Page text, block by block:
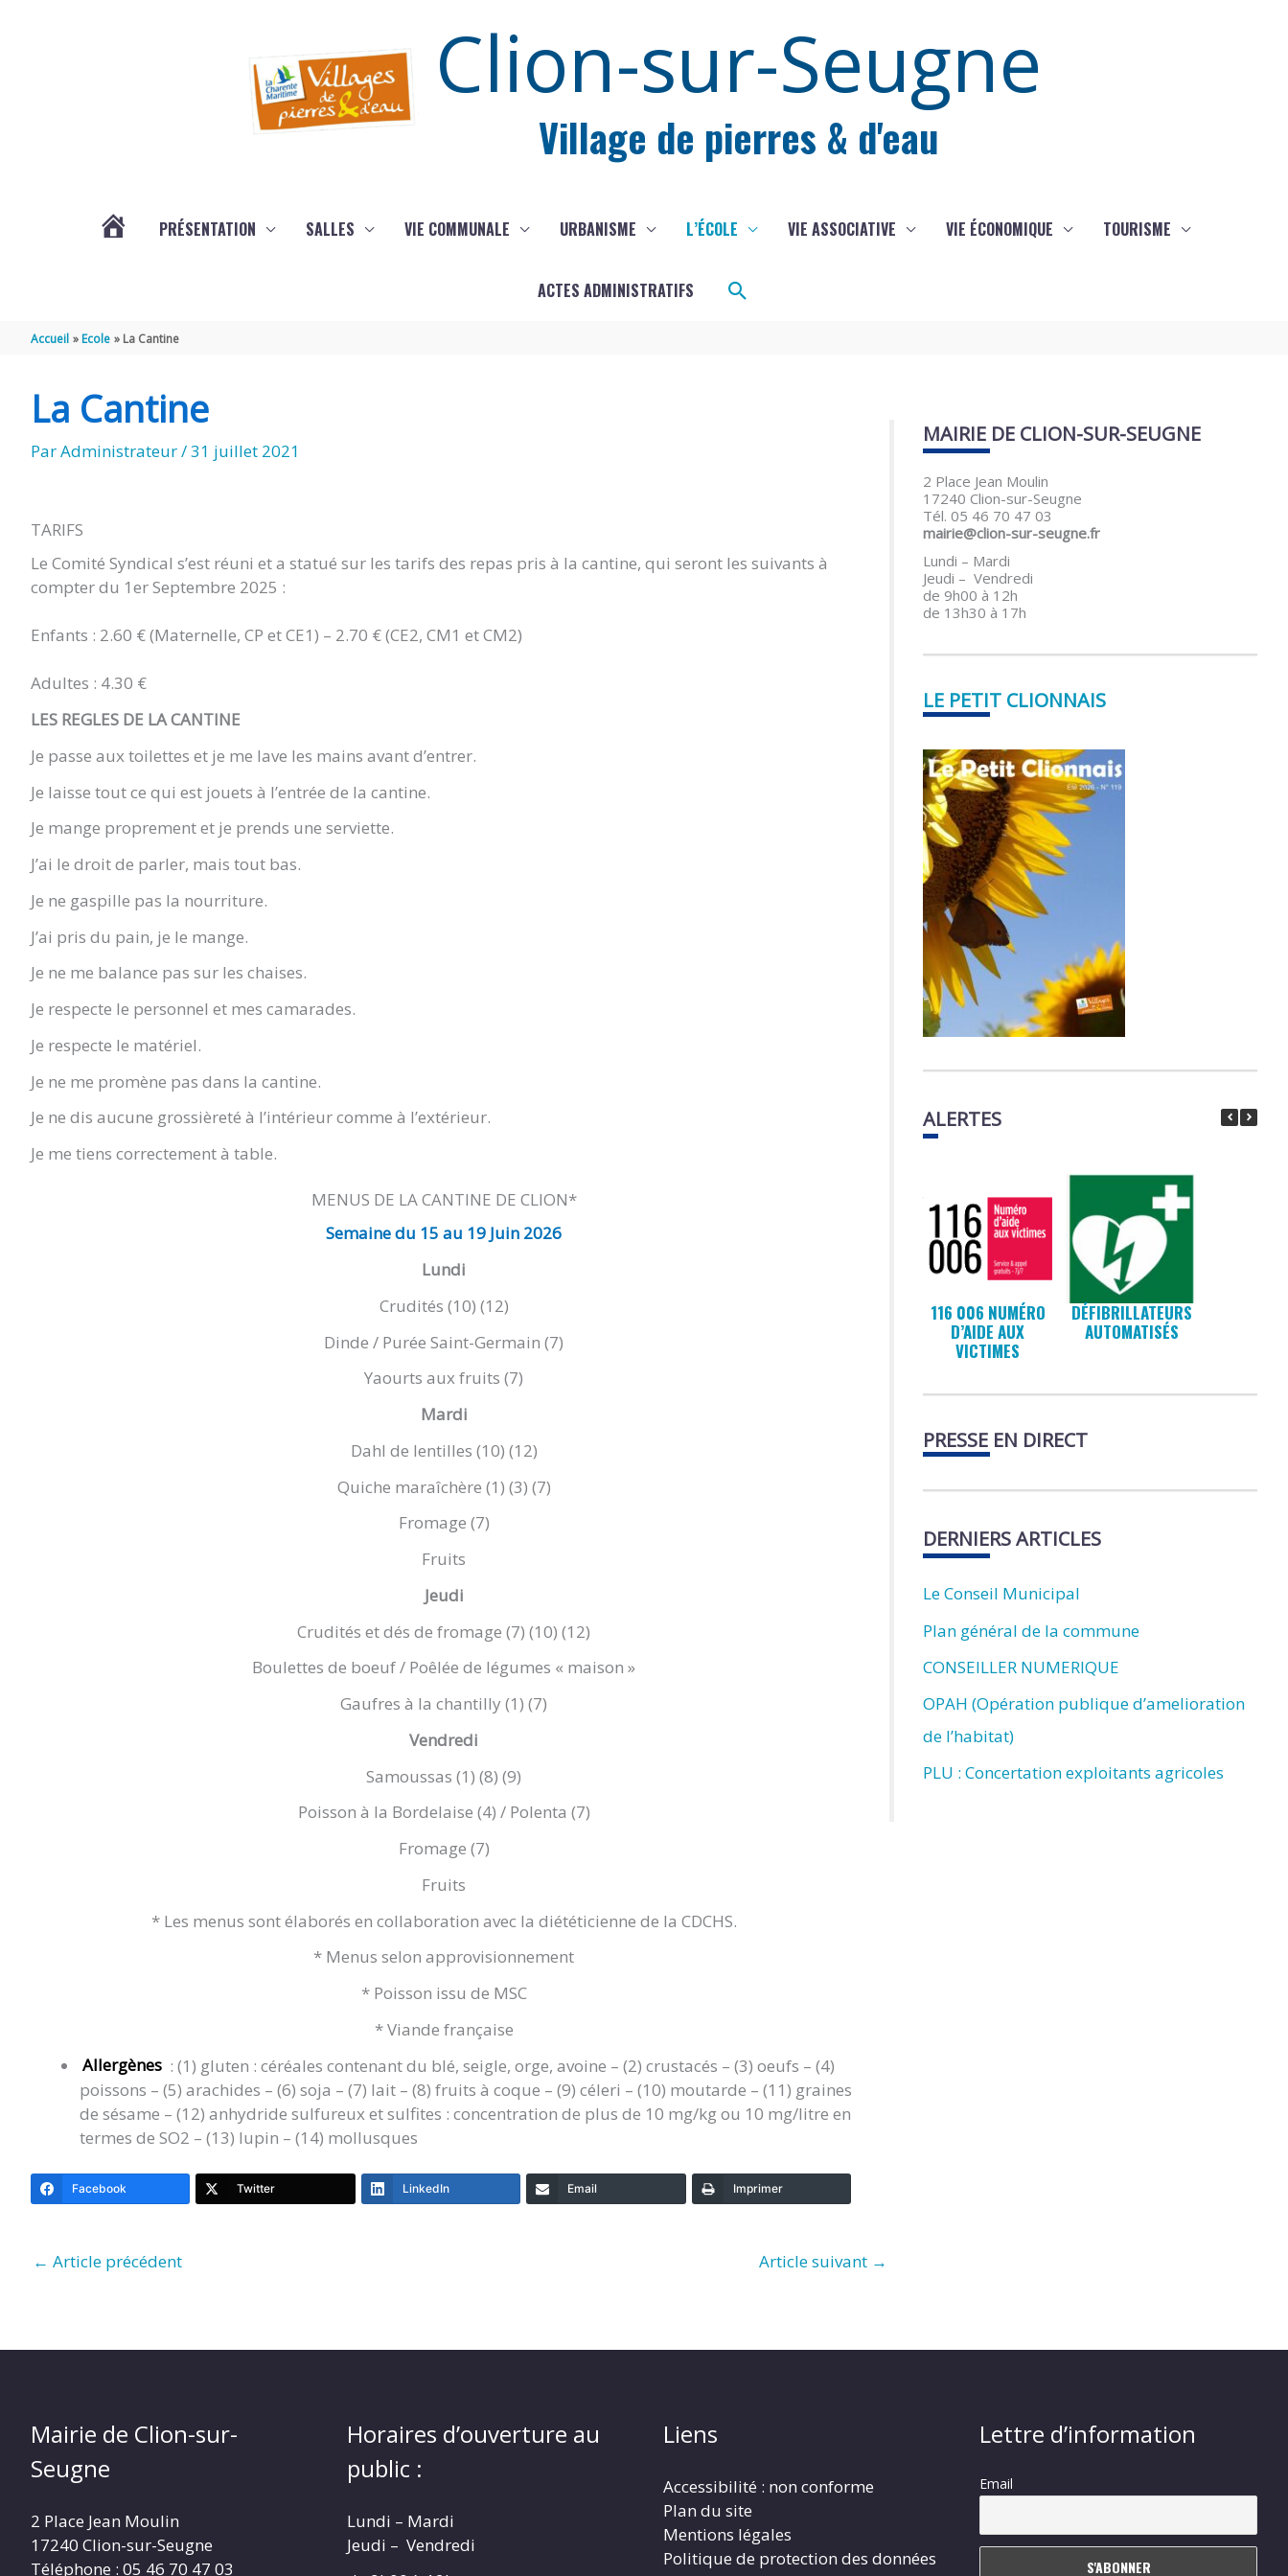
Clion-sur-Seugne
Village de pierres & d'eau
TITRE)
PRÉSENTATION SALLES VIE COMMUNALE URBANISME L’ÉCOLE VIE ASSOCIATIVE VIE ÉCONOMIQUE TOURISME
ACTES ADMINISTRATIFS Rechercher
Accueil Ecole La Cantine
La Cantine
ParAdministrateur/31 juillet 2021
TARIFS
Le Comité Syndical s’est réuni et a statué sur les tarifs des repas pris à la cantine, qui seront les suivants à
compter du 1er Septembre 2025 :
Enfants : 2.60 € (Maternelle, CP et CE1) – 2.70 € (CE2, CM1 et CM2)
Adultes : 4.30 €
LES REGLES DE LA CANTINE
Je passe aux toilettes et je me lave les mains avant d’entrer.
Je laisse tout ce qui est jouets à l’entrée de la cantine.
Je mange proprement et je prends une serviette.
J’ai le droit de parler, mais tout bas.
Je ne gaspille pas la nourriture.
J’ai pris du pain, je le mange.
Je ne me balance pas sur les chaises.
Je respecte le personnel et mes camarades.
Je respecte le matériel.
Je ne me promène pas dans la cantine.
Je ne dis aucune grossièreté à l’intérieur comme à l’extérieur.
Je me tiens correctement à table.
MENUS DE LA CANTINE DE CLION*
Semaine du 15 au 19 Juin 2026
Lundi
Crudités (10) (12)
Dinde / Purée Saint-Germain (7)
Yaourts aux fruits (7)
Mardi
Dahl de lentilles (10) (12)
Quiche maraîchère (1) (3) (7)
Fromage (7)
Fruits
Jeudi
Crudités et dés de fromage (7) (10) (12)
Boulettes de boeuf / Poêlée de légumes « maison »
Gaufres à la chantilly (1) (7)
Vendredi
Samoussas (1) (8) (9)
Poisson à la Bordelaise (4) / Polenta (7)
Fromage (7)
Fruits
* Les menus sont élaborés en collaboration avec la diététicienne de la CDCHS.
* Menus selon approvisionnement
* Poisson issu de MSC
* Viande française
Allergènes : (1) gluten : céréales contenant du blé, seigle, orge, avoine – (2) crustacés – (3) oeufs – (4)
poissons – (5) arachides – (6) soja – (7) lait – (8) fruits à coque – (9) céleri – (10) moutarde – (11) graines
de sésame – (12) anhydride sulfureux et sulfites : concentration de plus de 10 mg/kg ou 10 mg/litre en
termes de SO2 – (13) lupin – (14) mollusques
Facebook Twitter LinkedIn Email Imprimer
← Article précédent Article suivant →
MAIRIE DE CLION-SUR-SEUGNE
2 Place Jean Moulin
17240 Clion-sur-Seugne
Tél. 05 46 70 47 03
mairie@clion-sur-seugne.fr
Lundi – Mardi
Jeudi – Vendredi
de 9h00 à 12h
de 13h30 à 17h
LE PETIT CLIONNAIS
ALERTES
116 006 NUMÉRO
D’AIDE AUX
VICTIMES
DÉFIBRILLATEURS
AUTOMATISÉS
PRESSE EN DIRECT
DERNIERS ARTICLES
Le Conseil Municipal
Plan général de la commune
CONSEILLER NUMERIQUE
OPAH (Opération publique d’amelioration
de l’habitat)
PLU : Concertation exploitants agricoles
Mairie de Clion-sur-
Seugne
2 Place Jean Moulin
17240 Clion-sur-Seugne
Téléphone : 05 46 70 47 03
Horaires d’ouverture au
public :
Lundi – Mardi
Jeudi – Vendredi
Liens
Accessibilité : non conforme
Plan du site
Mentions légales
Politique de protection des données
Lettre d’information
Email